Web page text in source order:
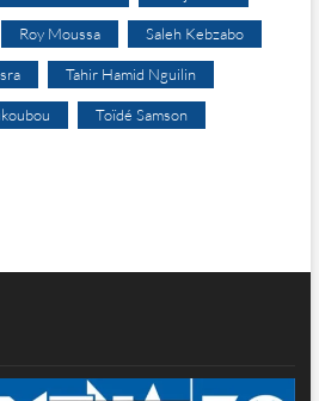
Roy Moussa Saleh Kebzabo
Tahir Hamid Nguilin
Toïdé Samson